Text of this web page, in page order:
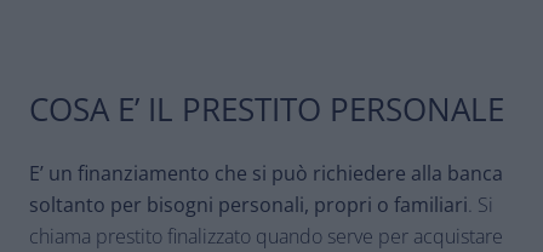
COSA E’ IL PRESTITO PERSONALE
E’ un finanziamento che si può richiedere alla banca
soltanto per bisogni personali, propri o familiari. Si
chiama prestito finalizzato quando serve per acquistare